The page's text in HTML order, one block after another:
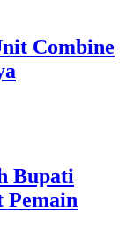
Combine
Bupati